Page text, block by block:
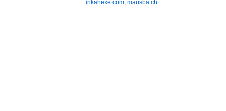
inkahexe.com, mausba.ch